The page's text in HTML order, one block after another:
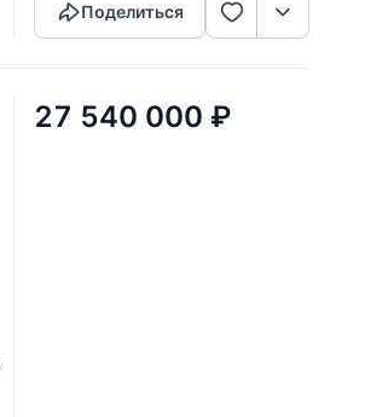
Поделиться
27 540 000 ₽